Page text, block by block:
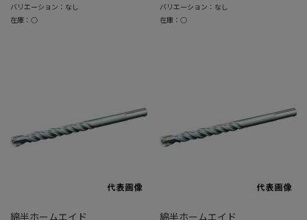
バリエーション：なし
在庫：○
バリエーション：なし
在庫：○
綿半ホームエイド
綿半ホームエイド